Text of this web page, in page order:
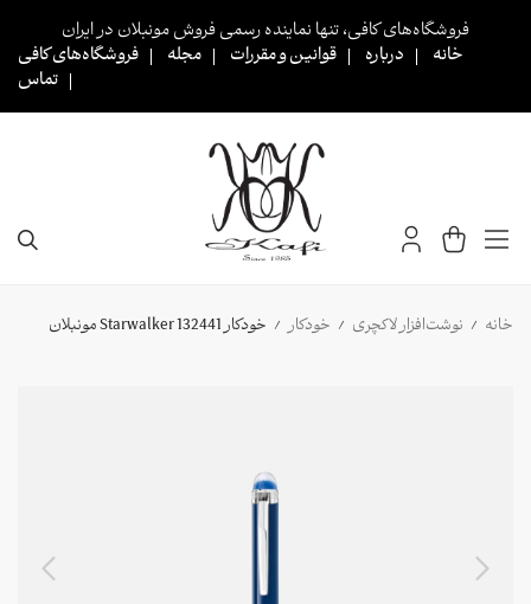
فروشگاه‌های کافی، تنها نماینده رسمی فروش مونبلان در ایران
خانه
درباره قوانین و مقررات مجله
فروشگاه‌های کافی
تماس
خانه / نوشت‌افزار لاکچری / خودکار / خودکار 132441 Starwalker مونبلان